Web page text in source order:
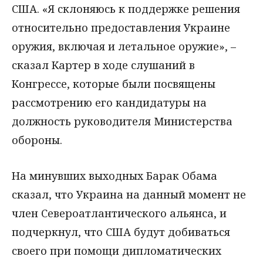
США. «Я склоняюсь к поддержке решения
относительно предоставления Украине
оружия, включая и летальное оружие», –
сказал Картер в ходе слушаний в
Конгрессе, которые были посвящены
рассмотрению его кандидатуры на
должность руководителя Министерства
обороны.
На минувших выходных Барак Обама
сказал, что Украина на данный момент не
член Североатлантического альянса, и
подчеркнул, что США будут добиваться
своего при помощи дипломатических